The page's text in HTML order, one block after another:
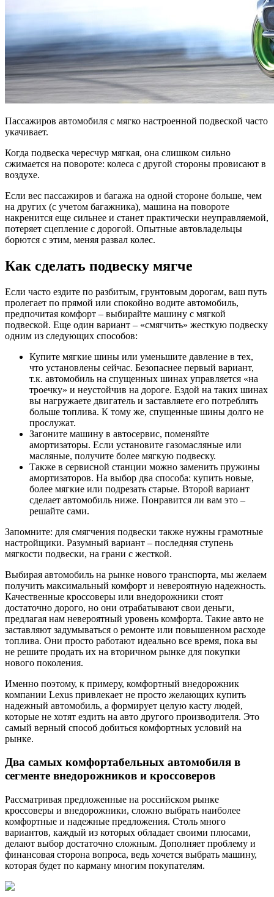
Пассажиров автомобиля с мягко настроенной подвеской часто
укачивает.
Когда подвеска чересчур мягкая, она слишком сильно
сжимается на повороте: колеса с другой стороны провисают в
воздухе.
Если вес пассажиров и багажа на одной стороне больше, чем
на других (с учетом багажника), машина на повороте
накренится еще сильнее и станет практически неуправляемой,
потеряет сцепление с дорогой. Опытные автовладельцы
борются с этим, меняя развал колес.
Как сделать подвеску мягче
Если часто ездите по разбитым, грунтовым дорогам, ваш путь
пролегает по прямой или спокойно водите автомобиль,
предпочитая комфорт – выбирайте машину с мягкой
подвеской. Еще один вариант – «смягчить» жесткую подвеску
одним из следующих способов:
Купите мягкие шины или уменьшите давление в тех,
что установлены сейчас. Безопаснее первый вариант,
т.к. автомобиль на спущенных шинах управляется «на
троечку» и неустойчив на дороге. Ездой на таких шинах
вы нагружаете двигатель и заставляете его потреблять
больше топлива. К тому же, спущенные шины долго не
прослужат.
Загоните машину в автосервис, поменяйте
амортизаторы. Если установите газомасляные или
масляные, получите более мягкую подвеску.
Также в сервисной станции можно заменить пружины
амортизаторов. На выбор два способа: купить новые,
более мягкие или подрезать старые. Второй вариант
сделает автомобиль ниже. Понравится ли вам это –
решайте сами.
Запомните: для смягчения подвески также нужны грамотные
настройщики. Разумный вариант – последняя ступень
мягкости подвески, на грани с жесткой.
Выбирая автомобиль на рынке нового транспорта, мы желаем
получить максимальный комфорт и невероятную надежность.
Качественные кроссоверы или внедорожники стоят
достаточно дорого, но они отрабатывают свои деньги,
предлагая нам невероятный уровень комфорта. Такие авто не
заставляют задумываться о ремонте или повышенном расходе
топлива. Они просто работают идеально все время, пока вы
не решите продать их на вторичном рынке для покупки
нового поколения.
Именно поэтому, к примеру, комфортный внедорожник
компании Lexus привлекает не просто желающих купить
надежный автомобиль, а формирует целую касту людей,
которые не хотят ездить на авто другого производителя. Это
самый верный способ добиться комфортных условий на
рынке.
Два самых комфортабельных автомобиля в
сегменте внедорожников и кроссоверов
Рассматривая предложенные на российском рынке
кроссоверы и внедорожники, сложно выбрать наиболее
комфортные и надежные предложения. Столь много
вариантов, каждый из которых обладает своими плюсами,
делают выбор достаточно сложным. Дополняет проблему и
финансовая сторона вопроса, ведь хочется выбрать машину,
которая будет по карману многим покупателям.